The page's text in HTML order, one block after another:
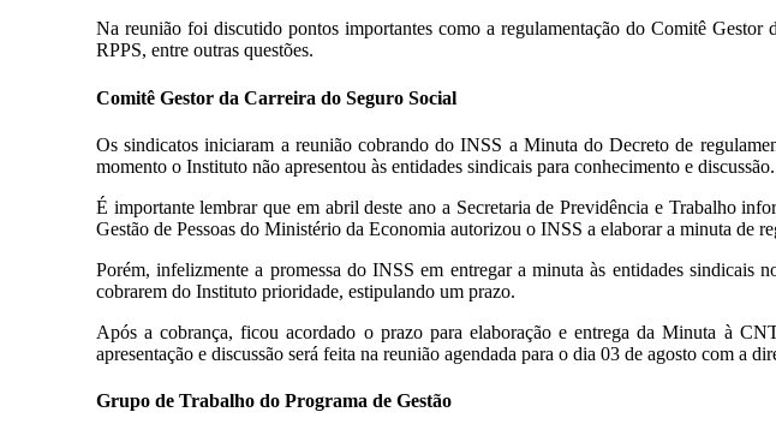
Na reunião foi discutido pontos importantes como a regulamentação do Comitê
RPPS, entre outras questões.
Comitê Gestor da Carreira do Seguro Social
Os sindicatos iniciaram a reunião cobrando do INSS a Minuta do Decreto de
momento o Instituto não apresentou às entidades sindicais para conhecimento e discussão.
É importante lembrar que em abril deste ano a Secretaria de Previdência e Trabalho
Gestão de Pessoas do Ministério da Economia autorizou o INSS a elaborar a minuta de
Porém, infelizmente a promessa do INSS em entregar a minuta às entidades
cobrarem do Instituto prioridade, estipulando um prazo.
Após a cobrança, ficou acordado o prazo para elaboração e entrega da Minuta à
apresentação e discussão será feita na reunião agendada para o dia 03 de agosto com a
Grupo de Trabalho do Programa de Gestão